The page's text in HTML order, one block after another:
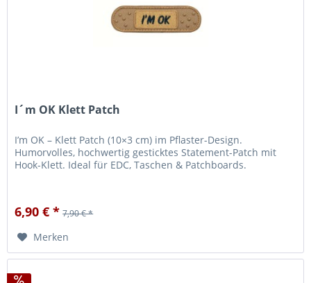
I´m OK Klett Patch
I’m OK – Klett Patch (10×3 cm) im Pflaster-Design.
Humorvolles, hochwertig gesticktes Statement-Patch mit
Hook-Klett. Ideal für EDC, Taschen & Patchboards.
6,90 € * 7,90 € *
Merken